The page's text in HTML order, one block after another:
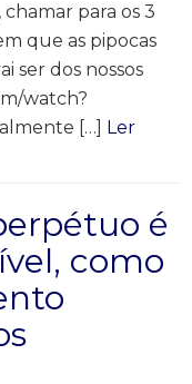
para os 3
que as pipocas
ser dos nossos
watch?
[…] Ler
é
como